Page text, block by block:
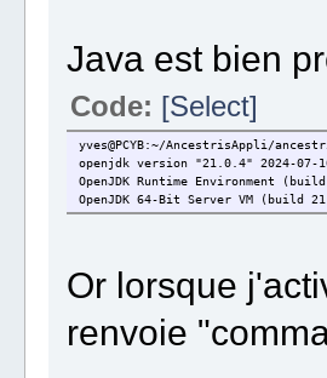
Java est bien
Code: [Select]
yves@PCYB:~/AncestrisAppli/
openjdk version "21.0.4" 2024-07-
OpenJDK Runtime Environment
OpenJDK 64-Bit Server VM (build
Or lorsque
renvoie